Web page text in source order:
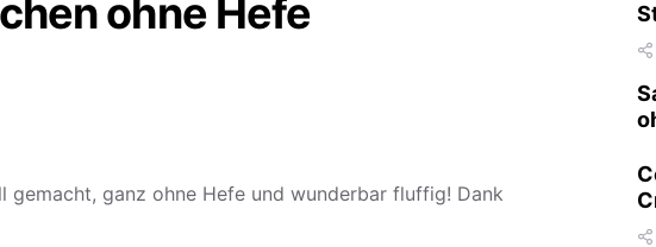
ohne Hefe
gemacht, ganz ohne Hefe und wunderbar fluffig! Dank